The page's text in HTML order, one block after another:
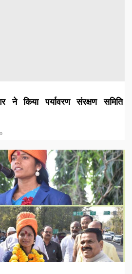
ने किया पर्यावरण संरक्षण समिति